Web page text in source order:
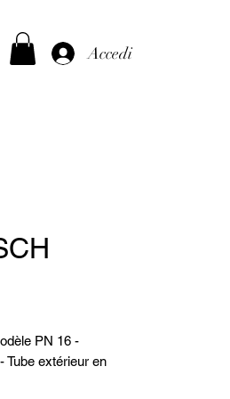
Accedi
PN 16 -
Tube extérieur en